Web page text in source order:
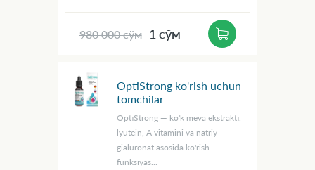
980 000 сўм 1 сўм
OptiStrong ko'rish uchun
tomchilar
OptiStrong — ko'k meva ekstrakti,
lyutein, A vitamini va natriy
gialuronat asosida ko'rish
funksiyas...